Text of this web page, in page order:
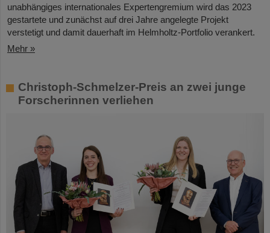
unabhängiges internationales Expertengremium wird das 2023
gestartete und zunächst auf drei Jahre angelegte Projekt
verstetigt und damit dauerhaft im Helmholtz-Portfolio verankert.
Mehr »
Christoph-Schmelzer-Preis an zwei junge
Forscherinnen verliehen